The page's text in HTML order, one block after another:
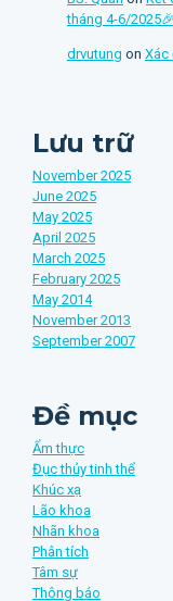
tháng 4-6/2025🎉
drvutung on Xác
Lưu trữ
November 2025
June 2025
May 2025
April 2025
March 2025
February 2025
May 2014
November 2013
September 2007
Đề mục
Ẩm thực
Đục thủy tinh thể
Khúc xạ
Lão khoa
Nhãn khoa
Phân tích
Tâm sự
Thông báo